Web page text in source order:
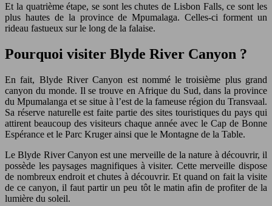
Et la quatrième étape, se sont les chutes de Lisbon Falls, ce sont les
plus hautes de la province de Mpumalaga. Celles-ci forment un
rideau fastueux sur le long de la falaise.
Pourquoi visiter Blyde River Canyon ?
En fait, Blyde River Canyon est nommé le troisième plus grand
canyon du monde. Il se trouve en Afrique du Sud, dans la province
du Mpumalanga et se situe à l’est de la fameuse région du Transvaal.
Sa réserve naturelle est faite partie des sites touristiques du pays qui
attirent beaucoup des visiteurs chaque année avec le Cap de Bonne
Espérance et le Parc Kruger ainsi que le Montagne de la Table.
Le Blyde River Canyon est une merveille de la nature à découvrir, il
possède les paysages magnifiques à visiter. Cette merveille dispose
de nombreux endroit et chutes à découvrir. Et quand on fait la visite
de ce canyon, il faut partir un peu tôt le matin afin de profiter de la
lumière du soleil.